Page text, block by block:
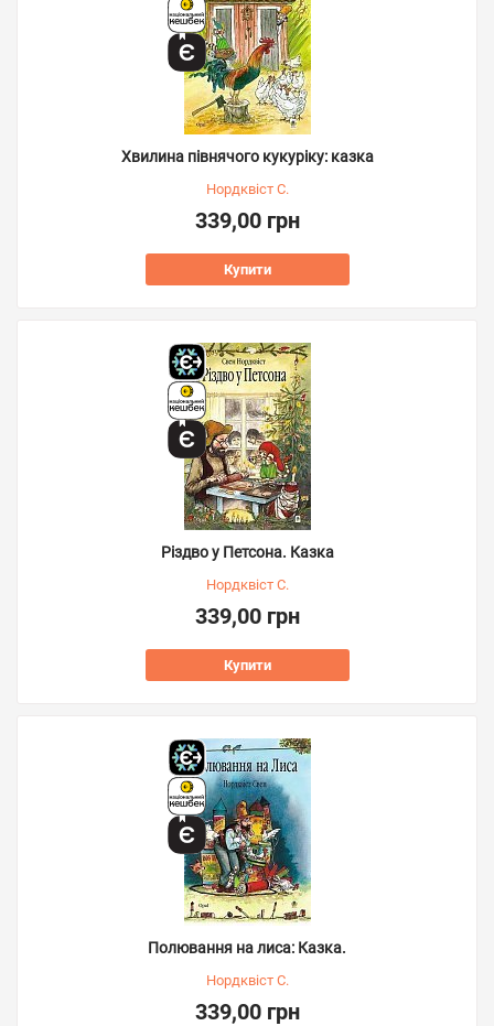
Хвилина півнячого кукуріку: казка
Нордквіст С.
339,00 грн
Купити
Різдво у Петсона. Казка
Нордквіст С.
339,00 грн
Купити
Полювання на лиса: Казка.
Нордквіст С.
339,00 грн